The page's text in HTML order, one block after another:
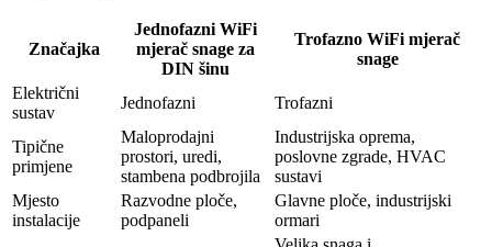
Značajka
Jednofazni WiFi
mjerač snage za
DIN šinu
Trofazno WiFi mjerač
snage
Električni
sustav
Jednofazni Trofazni
Tipične
primjene
Maloprodajni
prostori, uredi,
stambena podbrojila
Industrijska oprema,
poslovne zgrade, HVAC
sustavi
Mjesto
instalacije
Razvodne ploče,
podpaneli
Glavne ploče, industrijski
ormari